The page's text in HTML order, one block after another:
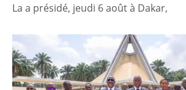
La a présidé, jeudi 6 août à Dakar,